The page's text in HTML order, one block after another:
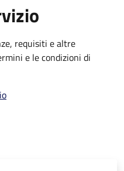
requisiti e altre
e le condizioni di